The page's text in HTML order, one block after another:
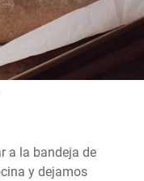
a la bandeja de
y dejamos